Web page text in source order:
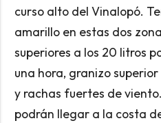
curso alto del Vinalopó.
amarillo en estas dos
superiores a los 20 litros
una hora, granizo
y rachas fuertes de
podrán llegar a la costa